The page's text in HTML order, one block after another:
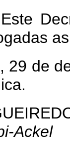
29 de
Ackel